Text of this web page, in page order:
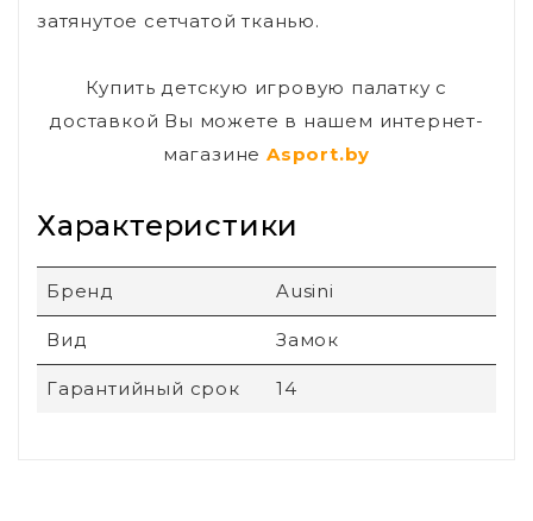
затянутое сетчатой тканью.
Купить детскую игровую палатку с
доставкой Вы можете в нашем интернет-
магазине Asport.by
Характеристики
Бренд Ausini
Вид Замок
Гарантийный срок 14